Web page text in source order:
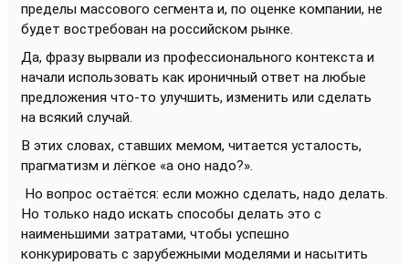
пределы массового сегмента и, по оценке компании, не
будет востребован на российском рынке.
Да, фразу вырвали из профессионального контекста и
начали использовать как ироничный ответ на любые
предложения что-то улучшить, изменить или сделать
на всякий случай.
В этих словах, ставших мемом, читается усталость,
прагматизм и лёгкое «а оно надо?».
Но вопрос остаётся: если можно сделать, надо делать.
Но только надо искать способы делать это с
наименьшими затратами, чтобы успешно
конкурировать с зарубежными моделями и насытить